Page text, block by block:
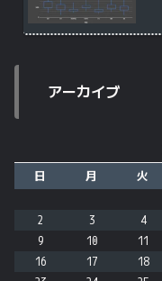
アーカイブ
日 月 火
2
3 4
9
10 11
16
17 18